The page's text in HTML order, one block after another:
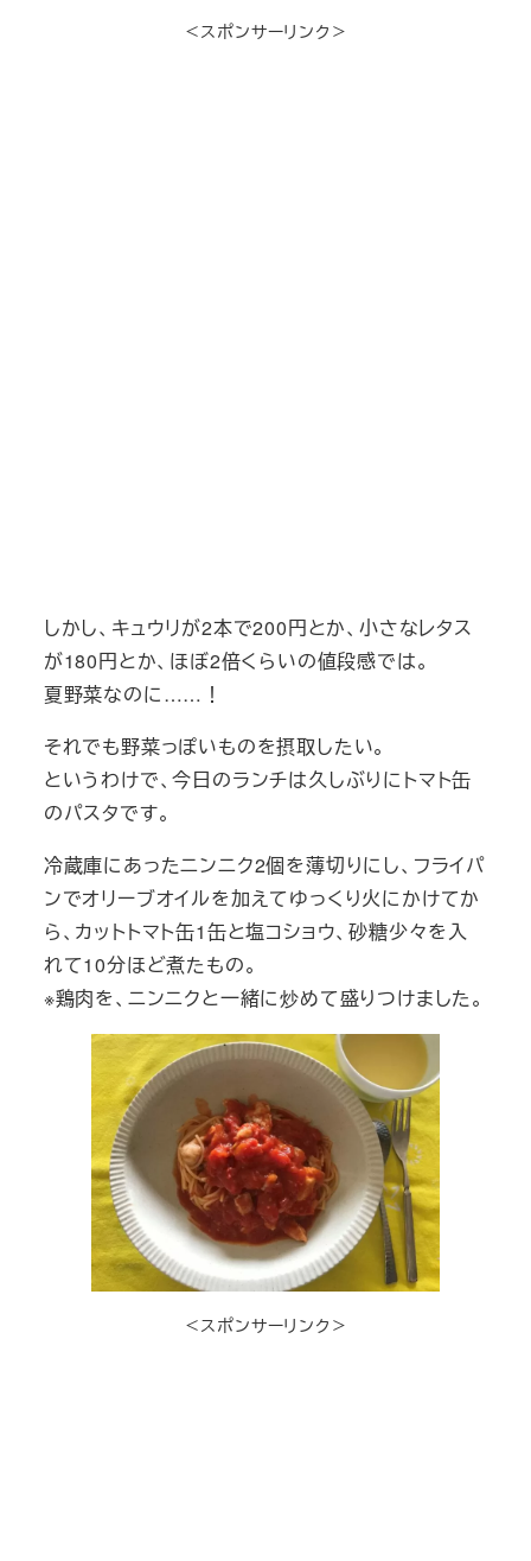
＜スポンサーリンク＞
しかし、キュウリが2本で200円とか、小さなレタス
が180円とか、ほぼ2倍くらいの値段感では。
夏野菜なのに……！
それでも野菜っぽいものを摂取したい。
というわけで、今日のランチは久しぶりにトマト缶
のパスタです。
冷蔵庫にあったニンニク2個を薄切りにし、フライパ
ンでオリーブオイルを加えてゆっくり火にかけてか
ら、カットトマト缶1缶と塩コショウ、砂糖少々を入
れて10分ほど煮たもの。
※鶏肉を、ニンニクと一緒に炒めて盛りつけました。
＜スポンサーリンク＞